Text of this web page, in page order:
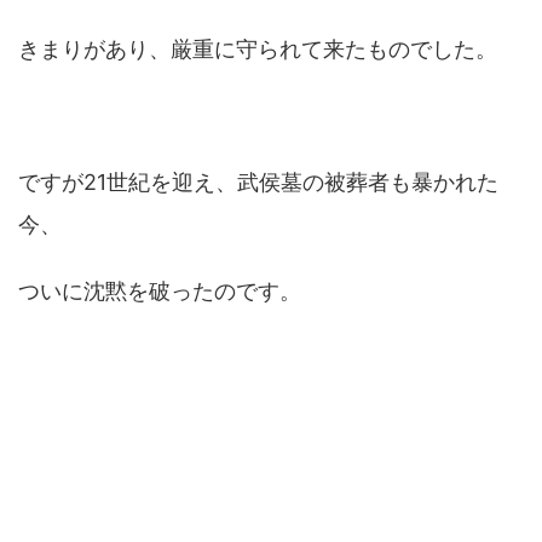
きまりがあり、厳重に守られて来たものでした。
ですが21世紀を迎え、武侯墓の被葬者も暴かれた
今、
ついに沈黙を破ったのです。